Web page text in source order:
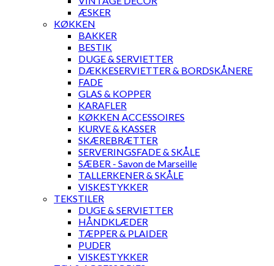
ÆSKER
KØKKEN
BAKKER
BESTIK
DUGE & SERVIETTER
DÆKKESERVIETTER & BORDSKÅNERE
FADE
GLAS & KOPPER
KARAFLER
KØKKEN ACCESSOIRES
KURVE & KASSER
SKÆREBRÆTTER
SERVERINGSFADE & SKÅLE
SÆBER - Savon de Marseille
TALLERKENER & SKÅLE
VISKESTYKKER
TEKSTILER
DUGE & SERVIETTER
HÅNDKLÆDER
TÆPPER & PLAIDER
PUDER
VISKESTYKKER